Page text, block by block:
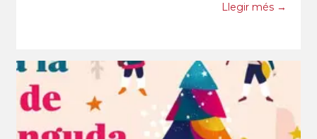
Arribats a l’estació dels FGC, i esperats per laLlegir més →